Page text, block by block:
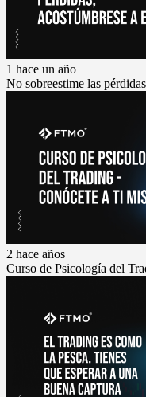
1 hace un año
No sobreestime las
2 hace años
Curso de Psicología del